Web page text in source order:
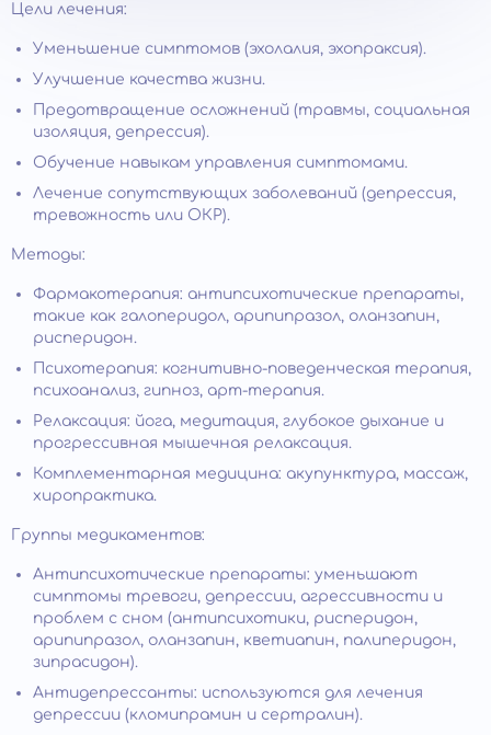
Цели лечения:
Уменьшение симптомов (эхолалия, эхопраксия).
Улучшение качества жизни.
Предотвращение осложнений (травмы, социальная
изоляция, депрессия).
Обучение навыкам управления симптомами.
Лечение сопутствующих заболеваний (депрессия,
тревожность или ОКР).
Методы:
Фармакотерапия: антипсихотические препараты,
такие как галоперидол, арипипразол, оланзапин,
рисперидон.
Психотерапия: когнитивно-поведенческая терапия,
психоанализ, гипноз, арт-терапия.
Релаксация: йога, медитация, глубокое дыхание и
прогрессивная мышечная релаксация.
Комплементарная медицина: акупунктура, массаж,
хиропрактика.
Группы медикаментов:
Антипсихотические препараты: уменьшают
симптомы тревоги, депрессии, агрессивности и
проблем с сном (антипсихотики, рисперидон,
арипипразол, оланзапин, кветиапин, палиперидон,
зипрасидон).
Антидепрессанты: используются для лечения
депрессии (кломипрамин и сертралин).